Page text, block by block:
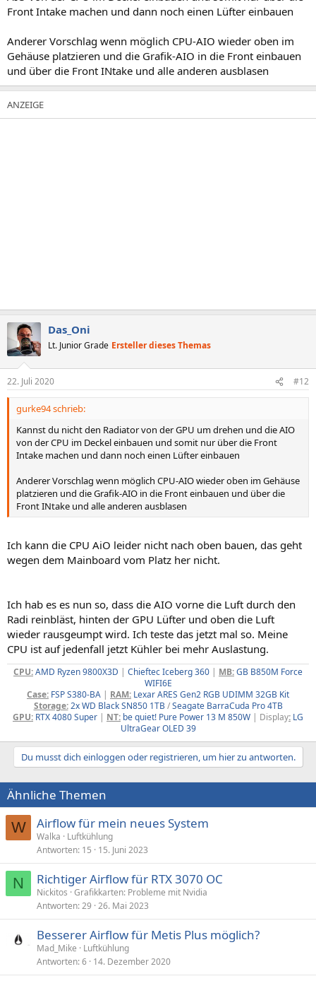
Front Intake machen und dann noch einen Lüfter einbauen
Anderer Vorschlag wenn möglich CPU-AIO wieder oben im
Gehäuse platzieren und die Grafik-AIO in die Front einbauen
und über die Front INtake und alle anderen ausblasen
Das_Oni
Lt. Junior Grade Ersteller dieses Themas
22. Juli 2020 #12
gurke94 schrieb:
Kannst du nicht den Radiator von der GPU um drehen und die AIO
von der CPU im Deckel einbauen und somit nur über die Front
Intake machen und dann noch einen Lüfter einbauen
Anderer Vorschlag wenn möglich CPU-AIO wieder oben im Gehäuse
platzieren und die Grafik-AIO in die Front einbauen und über die
Front INtake und alle anderen ausblasen
Ich kann die CPU AiO leider nicht nach oben bauen, das geht
wegen dem Mainboard vom Platz her nicht.
Ich hab es es nun so, dass die AIO vorne die Luft durch den
Radi reinbläst, hinten der GPU Lüfter und oben die Luft
wieder rausgeumpt wird. Ich teste das jetzt mal so. Meine
CPU ist auf jedenfall jetzt Kühler bei mehr Auslastung.
CPU:AMD Ryzen 9800X3D | Chieftec Iceberg 360 | MB:GB B850M Force
WIFI6E
Case: FSP S380-BA | RAM: Lexar ARES Gen2 RGB UDIMM 32GB Kit
Storage: 2x WD Black SN850 1TB/Seagate BarraCuda Pro 4TB
GPU: RTX 4080 Super | NT: be quiet! Pure Power 13 M 850W | Display: LG
UltraGear OLED 39
Du musst dich einloggen oder registrieren, um hier zu antworten.
Ähnliche Themen
W Airflow für mein neues System
Walka
Luftkühlung
Antworten 15 15. Juni 2023
N Richtiger Airflow für RTX 3070 OC
Nickitos Grafikkarten: Probleme mit Nvidia
Antworten 29 26. Mai 2023
Besserer Airflow für Metis Plus möglich?
Mad_Mike
Luftkühlung
Antworten 6 14. Dezember 2020